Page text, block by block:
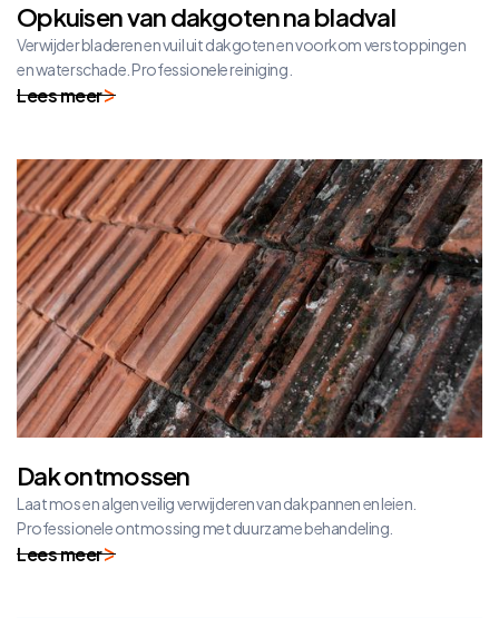
Opkuisen van dakgoten na bladval
Verwijder bladeren en vuil uit dakgoten en voorkom verstoppingen
en waterschade. Professionele reiniging.
Lees meer
Dak ontmossen
Laat mos en algen veilig verwijderen van dakpannen en leien.
Professionele ontmossing met duurzame behandeling.
Lees meer